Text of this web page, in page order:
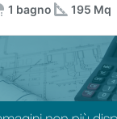
1 bagno 195 Mq